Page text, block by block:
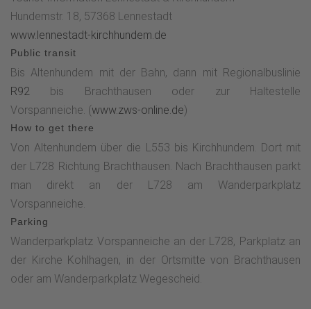
Hundemstr. 18, 57368 Lennestadt
www.lennestadt-kirchhundem.de
Public transit
Bis Altenhundem mit der Bahn, dann mit Regionalbuslinie
R92 bis Brachthausen oder zur Haltestelle
Vorspanneiche. (www.zws-online.de)
How to get there
Von Altenhundem über die L553 bis Kirchhundem. Dort mit
der L728 Richtung Brachthausen. Nach Brachthausen parkt
man direkt an der L728 am Wanderparkplatz
Vorspanneiche.
Parking
Wanderparkplatz Vorspanneiche an der L728, Parkplatz an
der Kirche Kohlhagen, in der Ortsmitte von Brachthausen
oder am Wanderparkplatz Wegescheid.